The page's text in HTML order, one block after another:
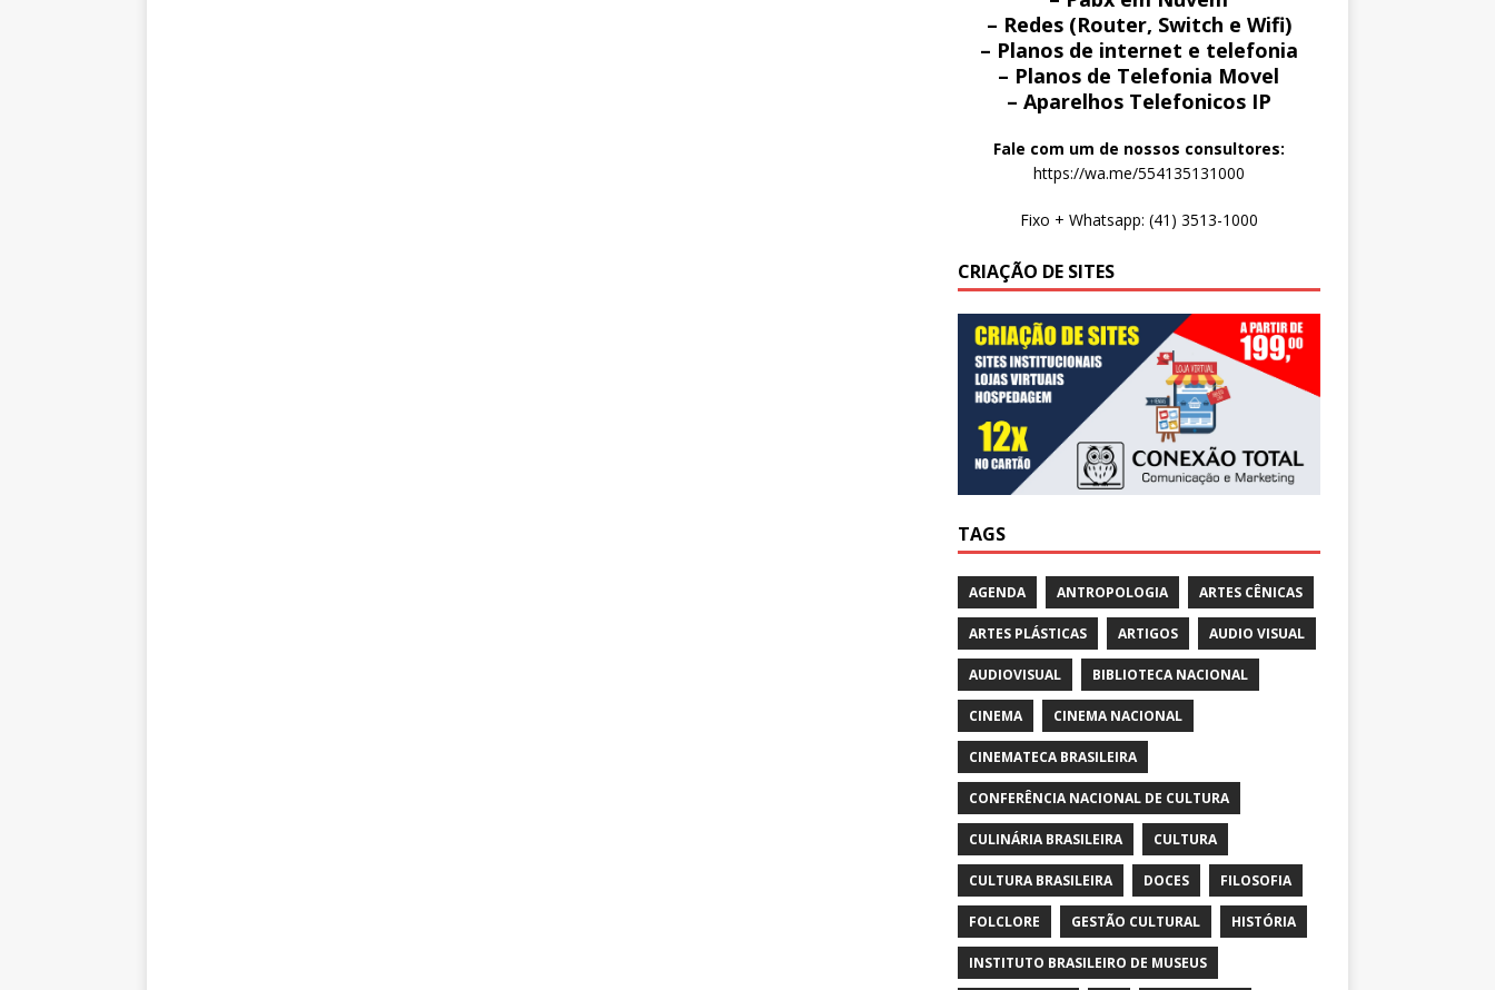
– Redes (Router, Switch e Wifi)
– Planos de internet e telefonia
– Planos de Telefonia Movel
– Aparelhos Telefonicos IP
Fale com um de nossos consultores:
https://wa.me/554135131000
Fixo + Whatsapp: (41) 3513-1000
CRIAÇÃO DE SITES
TAGS
AGENDA ANTROPOLOGIA ARTES CÊNICAS
ARTES PLÁSTICAS ARTIGOS AUDIO VISUAL
AUDIOVISUAL BIBLIOTECA NACIONAL
CINEMA CINEMA NACIONAL
CINEMATECA BRASILEIRA
CONFERÊNCIA NACIONAL DE CULTURA
CULINÁRIA BRASILEIRA CULTURA
CULTURA BRASILEIRA DOCES FILOSOFIA
FOLCLORE GESTÃO CULTURAL HISTÓRIA
INSTITUTO BRASILEIRO DE MUSEUS